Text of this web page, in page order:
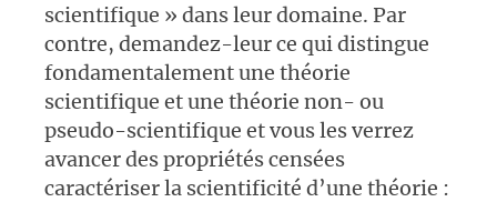
scientifique » dans leur domaine. Par
contre, demandez-leur ce qui distingue
fondamentalement une théorie
scientifique et une théorie non- ou
pseudo-scientifique et vous les verrez
avancer des propriétés censées
caractériser la scientificité d’une théorie :